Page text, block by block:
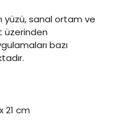
yüzü, sanal ortam ve
üzerinden
bazı
21 cm